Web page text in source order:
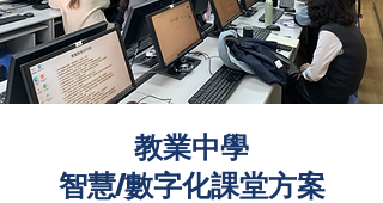
教業中學
智慧/數字化課堂方案